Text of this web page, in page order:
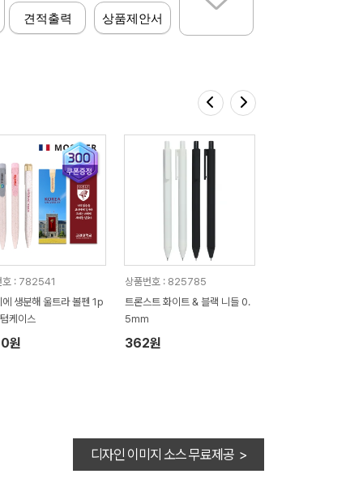
견적출력 상품제안서
호 : 782541
에 생분해 울트라 볼펜 1p
케이스
원
상품번호 : 825785
트론스트 화이트 & 블랙 니들 0.
5mm
362원
디자인 이미지 소스 무료제공 >